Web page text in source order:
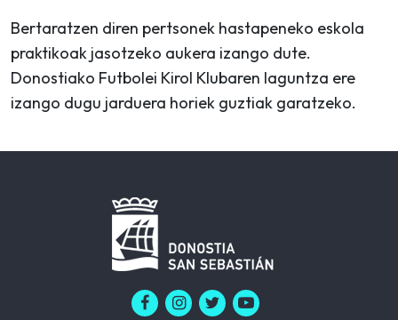
Bertaratzen diren pertsonek hastapeneko eskola
praktikoak jasotzeko aukera izango dute.
Donostiako Futbolei Kirol Klubaren laguntza ere
izango dugu jarduera horiek guztiak garatzeko.